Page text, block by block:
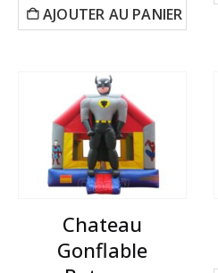
AJOUTER AU PANIER
Chateau
Gonflable